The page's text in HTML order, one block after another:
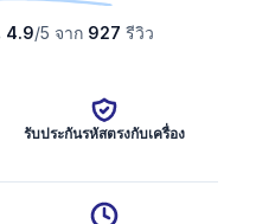
4.9/5 จาก 927 รีวิว
รับประกันรหัสตรงกับเครื่อง